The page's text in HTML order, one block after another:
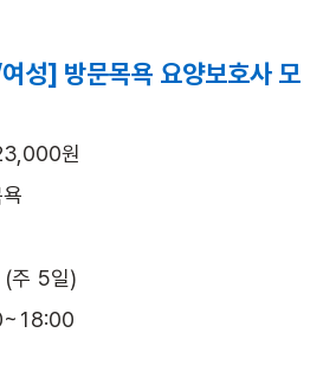
성] 방문목욕 요양보호사 모
원
주 5일)